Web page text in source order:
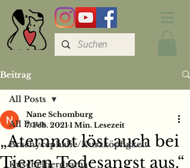
Beitrag
All Posts
Brachycephalie/Kurzköpfigkeit
Kuscheltierdrama
All Posts
„Atemnot löst auch bei
Tieren Todesangst aus.“⁠⁠
Nane Schomburg
7. Feb. 2021 1 Min. Lesezeit